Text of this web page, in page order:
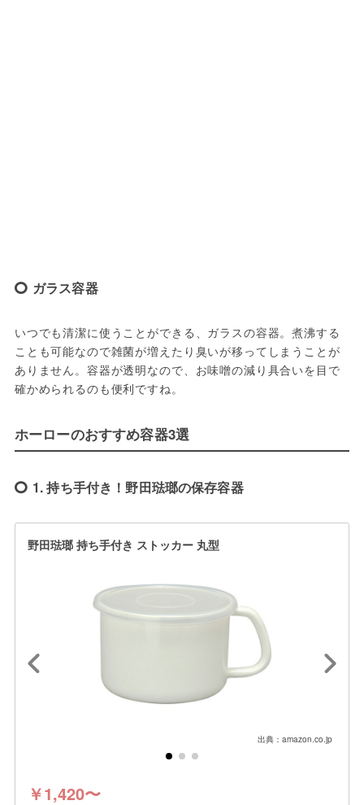
ガラス容器
いつでも清潔に使うことができる、ガラスの容器。煮沸する
ことも可能なので雑菌が増えたり臭いが移ってしまうことが
ありません。容器が透明なので、お味噌の減り具合いを目で
確かめられるのも便利ですね。
ホーローのおすすめ容器3選
1. 持ち手付き！野田琺瑯の保存容器
野田琺瑯 持ち手付き ストッカー 丸型
出典：amazon.co.jp
￥1,420〜